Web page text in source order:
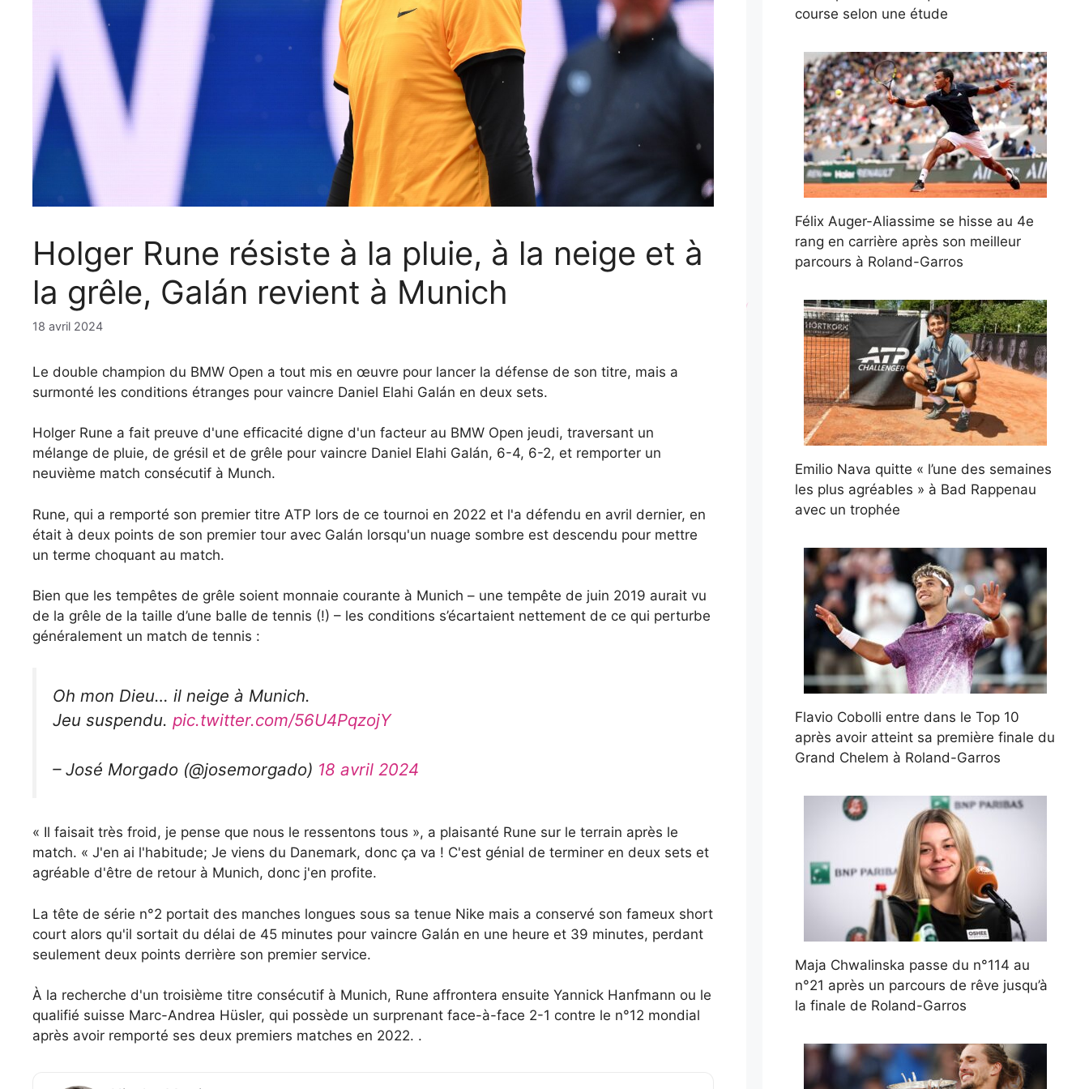
Holger Rune résiste à la pluie, à la neige et à
la grêle, Galán revient à Munich
18 avril 2024
Le double champion du BMW Open a tout mis en œuvre pour lancer la défense de son titre, mais a
surmonté les conditions étranges pour vaincre Daniel Elahi Galán en deux sets.
Holger Rune a fait preuve d'une efficacité digne d'un facteur au BMW Open jeudi, traversant un
mélange de pluie, de grésil et de grêle pour vaincre Daniel Elahi Galán, 6-4, 6-2, et remporter un
neuvième match consécutif à Munch.
Rune, qui a remporté son premier titre ATP lors de ce tournoi en 2022 et l'a défendu en avril dernier, en
était à deux points de son premier tour avec Galán lorsqu'un nuage sombre est descendu pour mettre
un terme choquant au match.
Bien que les tempêtes de grêle soient monnaie courante à Munich – une tempête de juin 2019 aurait vu
de la grêle de la taille d’une balle de tennis (!) – les conditions s’écartaient nettement de ce qui perturbe
généralement un match de tennis :
Oh mon Dieu… il neige à Munich.
Jeu suspendu. pic.twitter.com/56U4PqzojY
– José Morgado (@josemorgado) 18 avril 2024
« Il faisait très froid, je pense que nous le ressentons tous », a plaisanté Rune sur le terrain après le
match. « J'en ai l'habitude; Je viens du Danemark, donc ça va ! C'est génial de terminer en deux sets et
agréable d'être de retour à Munich, donc j'en profite.
La tête de série n°2 portait des manches longues sous sa tenue Nike mais a conservé son fameux short
court alors qu'il sortait du délai de 45 minutes pour vaincre Galán en une heure et 39 minutes, perdant
seulement deux points derrière son premier service.
À la recherche d'un troisième titre consécutif à Munich, Rune affrontera ensuite Yannick Hanfmann ou le
qualifié suisse Marc-Andrea Hüsler, qui possède un surprenant face-à-face 2-1 contre le n°12 mondial
après avoir remporté ses deux premiers matches en 2022. .
course selon une étude
Félix Auger-Aliassime se hisse au 4e
rang en carrière après son meilleur
parcours à Roland-Garros
Emilio Nava quitte « l’une des semaines
les plus agréables » à Bad Rappenau
avec un trophée
Flavio Cobolli entre dans le Top 10
après avoir atteint sa première finale du
Grand Chelem à Roland-Garros
Maja Chwalinska passe du n°114 au
n°21 après un parcours de rêve jusqu’à
la finale de Roland-Garros